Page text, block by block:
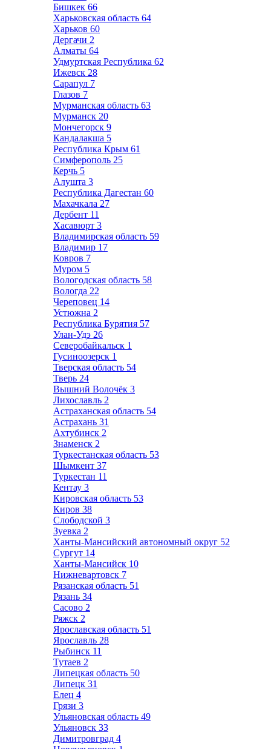
Бишкек 66
Харьковская область 64
Харьков 60
Дергачи 2
Алматы 64
Удмуртская Республика 62
Ижевск 28
Сарапул 7
Глазов 7
Мурманская область 63
Мурманск 20
Мончегорск 9
Кандалакша 5
Республика Крым 61
Симферополь 25
Керчь 5
Алушта 3
Республика Дагестан 60
Махачкала 27
Дербент 11
Хасавюрт 3
Владимирская область 59
Владимир 17
Ковров 7
Муром 5
Вологодская область 58
Вологда 22
Череповец 14
Устюжна 2
Республика Бурятия 57
Улан-Удэ 26
Северобайкальск 1
Гусиноозерск 1
Тверская область 54
Тверь 24
Вышний Волочёк 3
Лихославль 2
Астраханская область 54
Астрахань 31
Ахтубинск 2
Знаменск 2
Туркестанская область 53
Шымкент 37
Туркестан 11
Кентау 3
Кировская область 53
Киров 38
Слободской 3
Зуевка 2
Ханты-Мансийский автономный округ 52
Сургут 14
Ханты-Мансийск 10
Нижневартовск 7
Рязанская область 51
Рязань 34
Сасово 2
Ряжск 2
Ярославская область 51
Ярославль 28
Рыбинск 11
Тутаев 2
Липецкая область 50
Липецк 31
Елец 4
Грязи 3
Ульяновская область 49
Ульяновск 33
Димитровград 4